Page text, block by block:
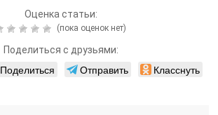
Оценка статьи:
(пока оценок нет)
Поделиться с друзьями:
Поделиться Отправить Класснуть